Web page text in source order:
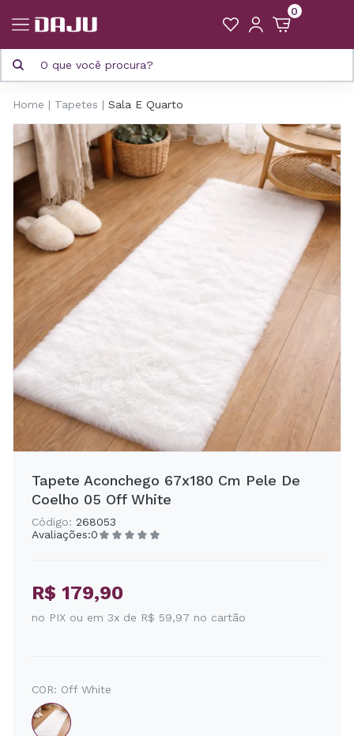
0
Home Tapetes Sala E Quarto
Tapete Aconchego 67x180 Cm Pele De
Coelho 05 Off White
Código: 268053
Avaliações:0
R$ 179,90
no PIX ou em 3x de R$ 59,97 no cartão
COR: Off White